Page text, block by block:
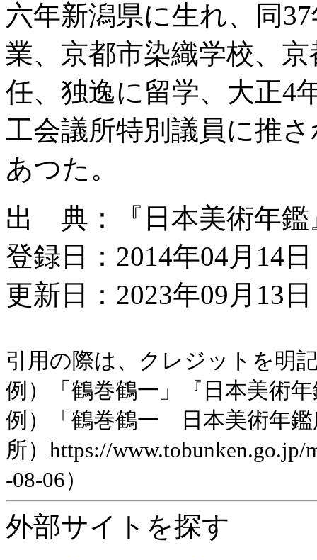
六年新潟県に生れ、同
業、京都市染織学校、
任、独逸に留学、大正4
工会議所特別議員に推
あつた。
出 典：『日本美術年鑑
登録日：2014年04月14日
更新日：2023年09月13
引用の際は、クレジットを明
例）「鶴巻鶴一」『日本美術
例）「鶴巻鶴一 日本美術年鑑
所）https://
-08-06）
外部サイトを探す